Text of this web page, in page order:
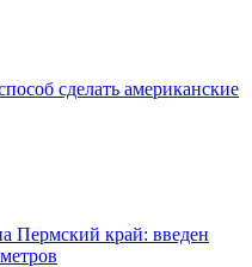
сделать американские
Пермский край: введен